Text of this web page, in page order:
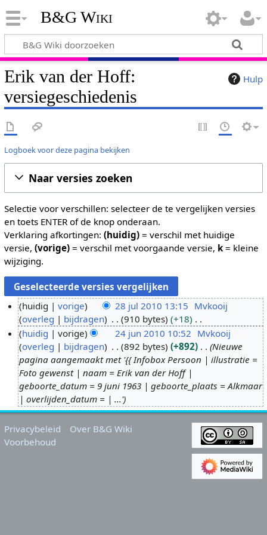
B&G Wiki
Hulp
Erik van der Hoff:
versiegeschiedenis
Logboek voor deze pagina bekijken
Naar versies zoeken
Selectie voor verschillen: selecteer de te vergelijken versies
en toets ENTER of de knop onderaan.
Verklaring afkortingen: (huidig)= verschil met huidige
versie, (vorige)= verschil met voorgaande versie, k= kleine
wijziging.
8
1
0
huidig vorige 28 jul 2010 13:15 Mvkooij
overleg
bijdragen 910 bytes
+18
G
e
e
n
b
e
w
2
0
1
huidig vorige 24 jun 2010 10:52 Mvkooij
overleg
bijdragen 892 bytes +892
Nieuwe
pagina aangemaakt met '{{ Infobox Persoon | illustratie =
Foto gewenst | naam = Erik van der Hoff |
geboorte_datum = 9 juni 1963 | geboorte_plaats = Alkmaar
| overlijden_datum = | ...'
Privacybeleid
Over B&G Wiki
Voorbehoud